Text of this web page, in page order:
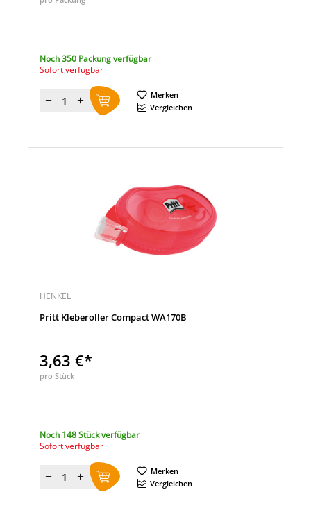
Noch 350 Packung verfügbar
Sofort verfügbar
Menge
Merken
Vergleichen
HENKEL
Pritt Kleberoller Compact WA170B
3,63 €*
pro Stück
Noch 148 Stück verfügbar
Sofort verfügbar
Menge
Merken
Vergleichen